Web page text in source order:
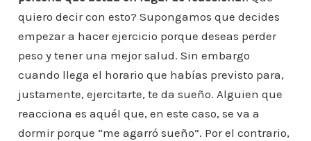
quiero decir con esto? Supongamos que decides
empezar a hacer ejercicio porque deseas perder
peso y tener una mejor salud. Sin embargo
cuando llega el horario que habías previsto para,
justamente, ejercitarte, te da sueño. Alguien que
reacciona es aquél que, en este caso, se va a
dormir porque “me agarró sueño”. Por el contrario,